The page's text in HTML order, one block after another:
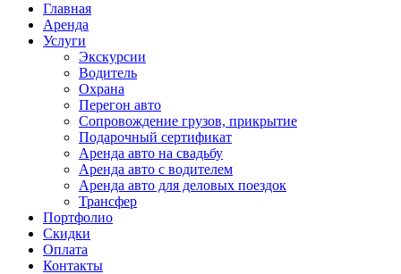
Главная
Аренда
Услуги
Экскурсии
Водитель
Охрана
Перегон авто
Сопровождение грузов, прикрытие
Подарочный сертификат
Аренда авто на свадьбу
Аренда авто с водителем
Аренда авто для деловых поездок
Трансфер
Портфолио
Скидки
Оплата
Контакты